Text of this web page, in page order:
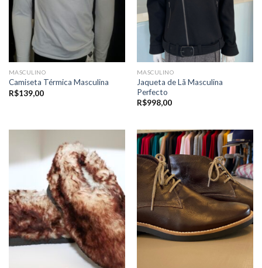
MASCULINO
Camiseta Térmica Masculina
R$139,00
MASCULINO
Jaqueta de Lã Masculina
Perfecto
R$998,00